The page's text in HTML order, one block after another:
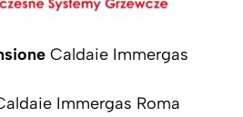
Caldaie Immergas
Immergas Roma